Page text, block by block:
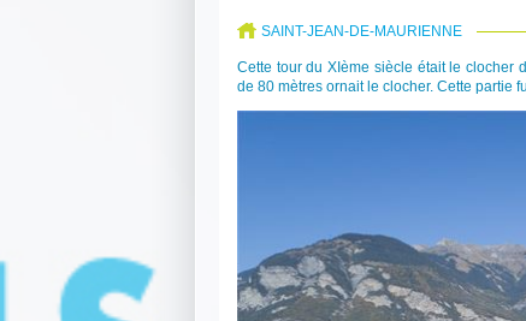
SAINT-JEAN-DE-MAURIENNE
Cette tour du XIème siècle était le clocher
de 80 mètres ornait le clocher. Cette partie